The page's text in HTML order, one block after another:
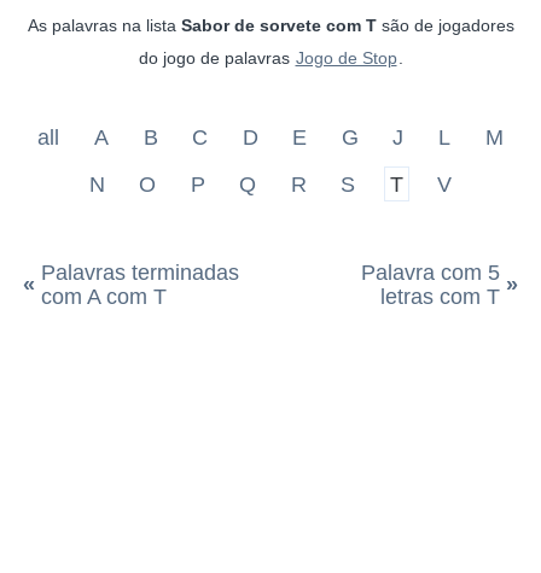
As palavras na lista Sabor de sorvete com Tsão de jogadores
do jogo de palavras Jogo de Stop
all A B C D E G J L
M
N
O P Q R S T V
« Palavras terminadas
com A com T
Palavra com 5
letras com T »